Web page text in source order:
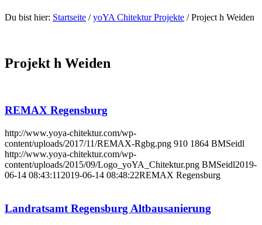
Du bist hier: Startseite / yoYA Chitektur Projekte / Project h Weiden
Projekt h Weiden
REMAX Regensburg
http://www.yoya-chitektur.com/wp-
content/uploads/2017/11/REMAX-Rgbg.png 910 1864 BMSeidl
http://www.yoya-chitektur.com/wp-
content/uploads/2015/09/Logo_yoYA_Chitektur.png BMSeidl2019-
06-14 08:43:11 2019-06-14 08:48:22REMAX Regensburg
Landratsamt Regensburg Altbausanierung